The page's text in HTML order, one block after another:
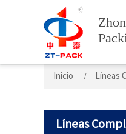
Inicio Líneas
Líneas